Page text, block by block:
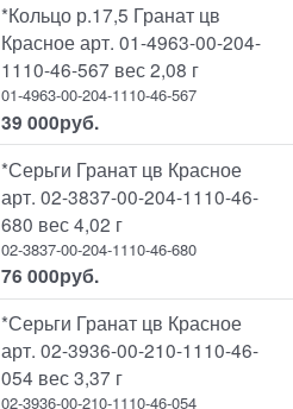
*Кольцо р.17,5 Гранат цв
Красное арт. 01-4963-00-204-
1110-46-567 вес 2,08 г
01-4963-00-204-1110-46-567
39 000руб.
*Серьги Гранат цв Красное
арт. 02-3837-00-204-1110-46-
680 вес 4,02 г
02-3837-00-204-1110-46-680
76 000руб.
*Серьги Гранат цв Красное
арт. 02-3936-00-210-1110-46-
054 вес 3,37 г
02-3936-00-210-1110-46-054